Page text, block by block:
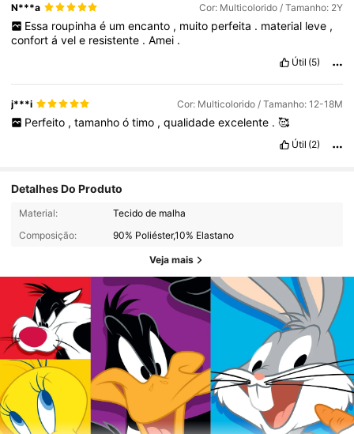
N***a Cor: Multicolorido / Tamanho: 2Y
Essa roupinha é um encanto , muito perfeita . material leve ,
confortávele resistente .Amei .
Útil (5)
j***i Cor: Multicolorido / Tamanho: 12-18M
Perfeito , tamanho ó timo , qualidade excelente . 🥰
Útil (2)
Detalhes Do Produto
Material:
Tecido de malha
Composição:
90% Poliéster,10% Elastano
Veja mais
4,80 61K Seguidores